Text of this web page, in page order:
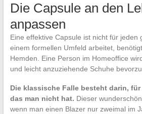
Die Capsule an den
anpassen
Eine effektive Capsule ist nicht für jeden
einem formellen Umfeld arbeitet,
Hemden. Eine Person im Homeoffice
und leicht anzuziehende Schuhe
Die klassische Falle besteht darin,
das man nicht hat. Dieser
wenn man einen Blazer nur zweimal im